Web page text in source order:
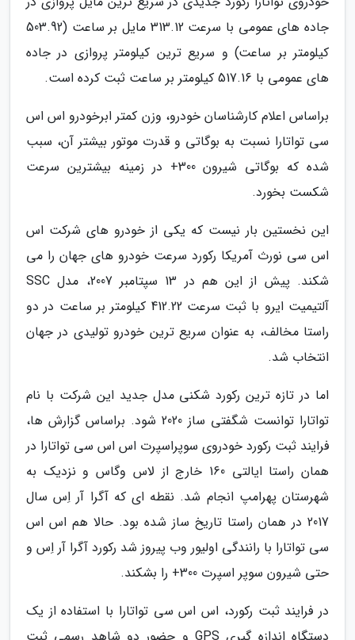
جاده های عمومی با سرعت 313.12 مایل بر ساعت (503.92
کیلومتر بر ساعت) و سریع ترین کیلومتر پروازی در جاده
های عمومی با 517.16 کیلومتر بر ساعت ثبت کرده است.
براساس اعلام کارشناسان خودرو، وزن کمتر ابرخودرو اس اس
سی تواتارا نسبت به بوگاتی و قدرت موتور بیشتر آن، سبب
شده که بوگاتی شیرون 300+ در زمینه بیشترین سرعت
شکست بخورد.
این نخستین بار نیست که یکی از خودرو های شرکت اس
اس سی نورث آمریکا رکورد سرعت خودرو های جهان را می
شکند. پیش از این هم در 13 سپتامبر 2007، مدل SSC
آلتیمیت ایرو با ثبت سرعت 412.22 کیلومتر بر ساعت در دو
راستا مخالف، به عنوان سریع ترین خودرو تولیدی در جهان
انتخاب شد.
اما در تازه ترین رکورد شکنی مدل جدید این شرکت با نام
تواتارا توانست شگفتی ساز 2020 شود. براساس گزارش ها،
فرایند ثبت رکورد خودروی سوپراسپرت اس اس سی تواتارا در
همان راستا ایالتی 160 خارج از لاس وگاس و نزدیک به
شهرستان پهرامپ انجام شد. نقطه ای که آگرا آر اِس سال
2017 در همان راستا تاریخ ساز شده بود. حالا هم اس اس
سی تواتارا با رانندگی اولیور وب پیروز شد رکورد آگرا آر اِس و
حتی شیرون سوپر اسپرت 300+ را بشکند.
در فرایند ثبت رکورد، اس اس سی تواتارا با استفاده از یک